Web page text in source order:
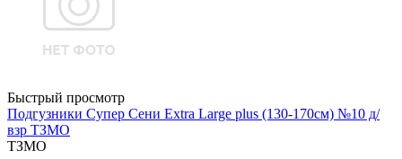
Быстрый просмотр
Подгузники Супер Сени Extra Large plus (130-170см) №10 д/
взр ТЗМО
ТЗМО